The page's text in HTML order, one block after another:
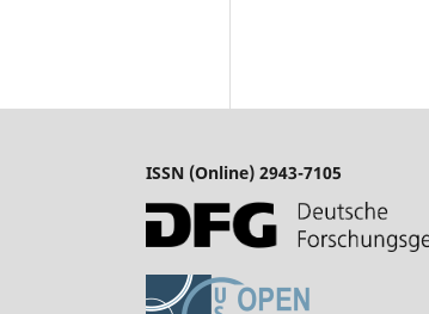
ISSN (Online) 2943-7105